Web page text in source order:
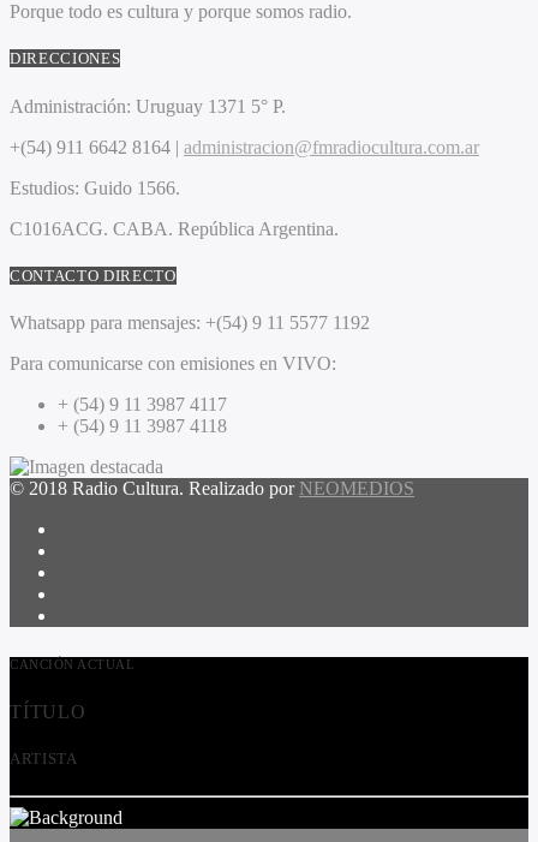
Porque todo es cultura y porque somos radio.
DIRECCIONES
Administración: Uruguay 1371 5° P.
+(54) 911 6642 8164 | administracion@fmradiocultura.com.ar
Estudios: Guido 1566.
C1016ACG. CABA. República Argentina.
CONTACTO DIRECTO
Whatsapp para mensajes: +(54) 9 11 5577 1192
Para comunicarse con emisiones en VIVO:
+ (54) 9 11 3987 4117
+ (54) 9 11 3987 4118
© 2018 Radio Cultura. Realizado por NEOMEDIOS
CANCIÓN ACTUAL
TÍTULO
ARTISTA